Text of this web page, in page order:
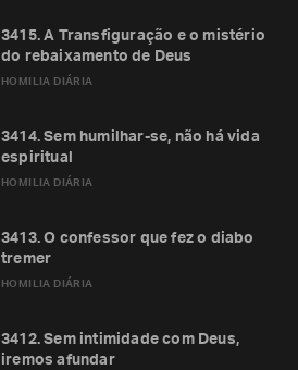
HOMILIA DIÁRIA
3415. A Transfiguração e o mistério
do rebaixamento de Deus
HOMILIA DIÁRIA
3414. Sem humilhar-se, não há vida
espiritual
HOMILIA DIÁRIA
3413. O confessor que fez o diabo
tremer
3412. Sem intimidade com Deus,
iremos afundar